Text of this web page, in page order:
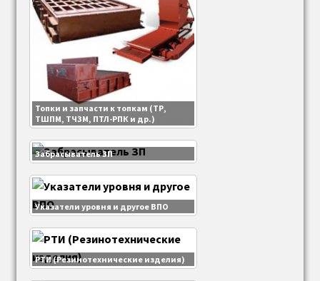
Топки и запчасти к топкам (ТР,
ТШПМ, ТЧЗМ, ПТЛ-РПК и др.)
Забрасыватель ЗП
Указатели уровня и другое ВПО
РТИ (Резинотехнические изделия)